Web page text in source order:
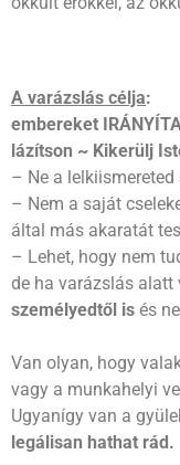
A varázslás célja:
embereket
lázítson ~ Kikerülj
– Ne a
– Nem a saját
által más akaratát
– Lehet, hogy nem
de ha varázslás alatt
személyedtől is és
Van olyan, hogy
vagy a munkahelyi
Ugyanígy van a
legálisan hathat rád.